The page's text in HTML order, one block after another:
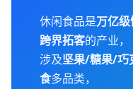
休闲食品是万亿
跨界拓客的产业，
涉及坚果/糖果/
食多品类，